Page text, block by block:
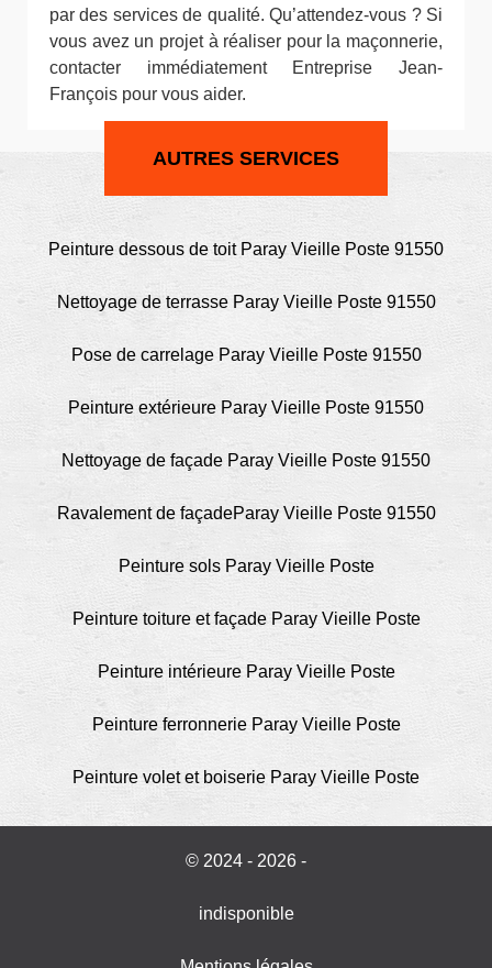
par des services de qualité. Qu’attendez-vous ? Si
vous avez un projet à réaliser pour la maçonnerie,
contacter immédiatement Entreprise Jean-
François pour vous aider.
AUTRES SERVICES
Peinture dessous de toit Paray Vieille Poste 91550
Nettoyage de terrasse Paray Vieille Poste 91550
Pose de carrelage Paray Vieille Poste 91550
Peinture extérieure Paray Vieille Poste 91550
Nettoyage de façade Paray Vieille Poste 91550
Ravalement de façadeParay Vieille Poste 91550
Peinture sols Paray Vieille Poste
Peinture toiture et façade Paray Vieille Poste
Peinture intérieure Paray Vieille Poste
Peinture ferronnerie Paray Vieille Poste
Peinture volet et boiserie Paray Vieille Poste
© 2024 - 2026 -
indisponible